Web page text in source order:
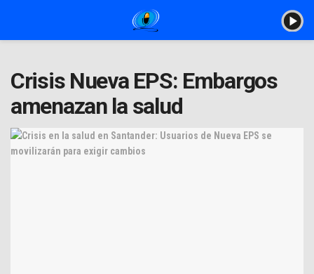
Crisis Nueva EPS: Embargos
amenazan la salud